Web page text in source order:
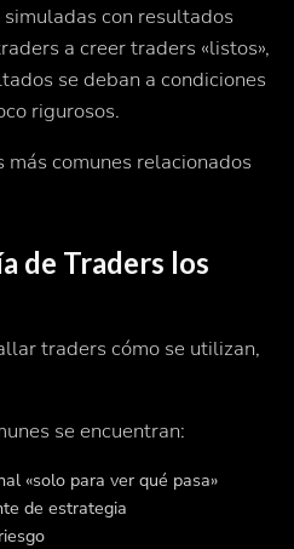
con resultados
a creer traders «listos»,
se deban a condiciones
rigurosos.
más comunes relacionados
de Traders los
traders cómo se utilizan,
se encuentran:
«solo para ver qué pasa»
de estrategia